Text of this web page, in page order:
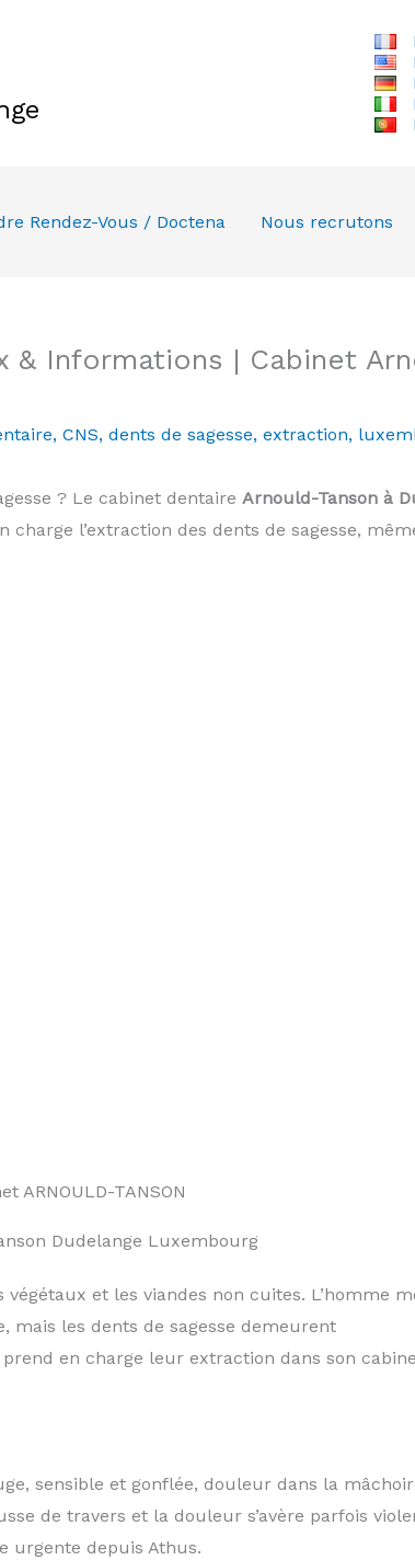
Rendez-Vous / Doctena Nous recrutons
Informations | Cabinet
, CNS, dents de sagesse, extraction,
? Le cabinet dentaire Arnould-Tanson à
l’extraction des dents de sagesse,
ARNOULD-TANSON
Dudelange Luxembourg
et les viandes non cuites. L’homme
mais les dents de sagesse demeurent
en charge leur extraction dans son
sensible et gonflée, douleur dans la
de travers et la douleur s’avère parfois
urgente depuis Athus.